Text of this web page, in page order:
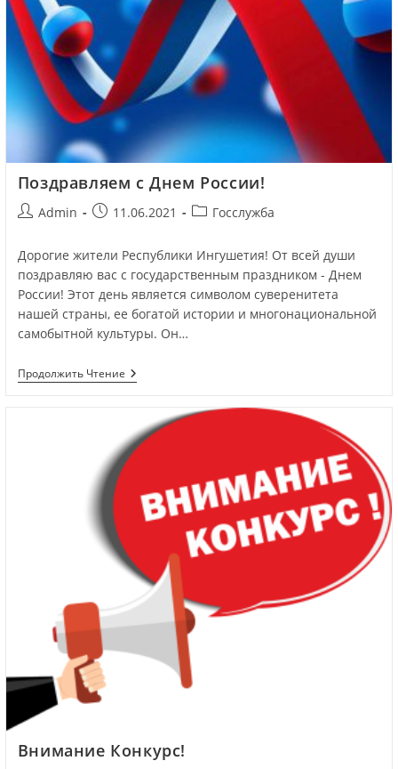
Поздравляем с Днем России!
Admin 11.06.2021 Госслужба
Дорогие жители Республики Ингушетия! От всей души
поздравляю вас с государственным праздником - Днем
России! Этот день является символом суверенитета
нашей страны, ее богатой истории и многонациональной
самобытной культуры. Он…
Продолжить Чтение
Внимание Конкурс!